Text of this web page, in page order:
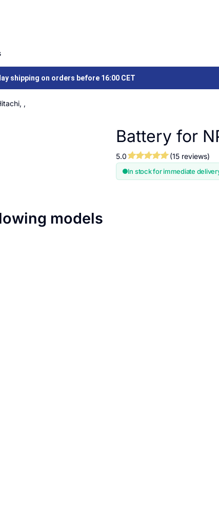
shipping on orders before 16:00 CET
,
models
Battery for
5.0 (15 reviews)
In stock for immediate